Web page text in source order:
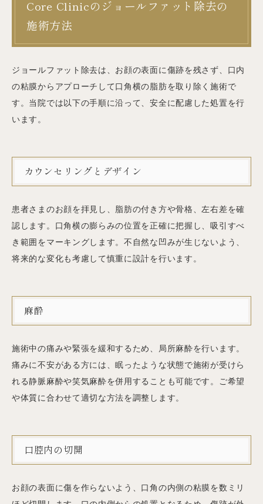
Core Clinicのジョールファット除去の
施術方法
ジョールファット除去は、お顔の表面に傷跡を残さず、口内
の粘膜からアプローチして口角横の脂肪を取り除く施術で
す。当院では以下の手順に沿って、安全に配慮した処置を行
います。
カウンセリングとデザイン
患者さまのお顔を拝見し、脂肪の付き方や骨格、左右差を確
認します。口角横の膨らみの位置を正確に把握し、吸引すべ
き範囲をマーキングします。不自然な凹みが生じないよう、
将来的な変化も考慮して慎重に設計を行います。
麻酔
施術中の痛みや緊張を緩和するため、局所麻酔を行います。
痛みに不安がある方には、眠ったような状態で施術が受けら
れる静脈麻酔や笑気麻酔を併用することも可能です。ご希望
や体質に合わせて適切な方法を調整します。
口腔内の切開
お顔の表面に傷を作らないよう、口角の内側の粘膜を数ミリ